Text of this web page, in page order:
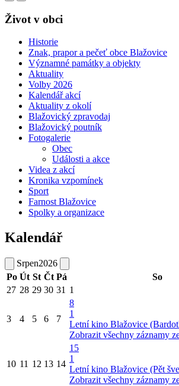
Život v obci
Historie
Znak, prapor a pečeť obce Blažovice
Významné památky a objekty
Aktuality
Volby 2026
Kalendář akcí
Aktuality z okolí
Blažovický zpravodaj
Blažovický poutník
Fotogalerie
Obec
Události a akce
Videa z akcí
Kronika vzpomínek
Sport
Farnost Blažovice
Spolky a organizace
Kalendář
Srpen2026
Po Út St Čt Pá So
27 28 29 30 31 1
3 4 5 6 7
8
1
Letní kino Blažovice
Zobrazit všechny záznamy
10 11 12 13 14
15
1
Letní kino Blažovice (Pět
Zobrazit všechny záznamy